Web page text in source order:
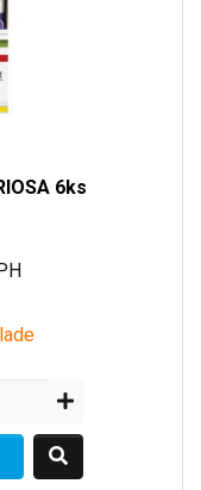
6ks